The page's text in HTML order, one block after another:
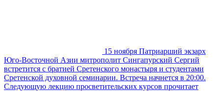
15 ноября Патриарший экзарх
Юго-Восточной Азии митрополит Сингапурский Сергий
встретится с братией Сретенского монастыря и студентами
Сретенской духовной семинарии. Встреча начнется в 20:00.
Следующую лекцию просветительских курсов прочитает